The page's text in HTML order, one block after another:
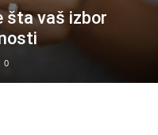
šta vaš izbor
0